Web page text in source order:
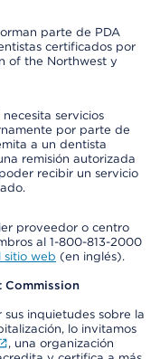
parte de PDA
certificados por
of the Northwest y
servicios
por parte de
a un dentista
remisión autorizada
recibir un servicio
proveedor o centro
al 1-800-813-2000
sitio web (en inglés).
Commission
inquietudes sobre la
lo invitamos
, una organización